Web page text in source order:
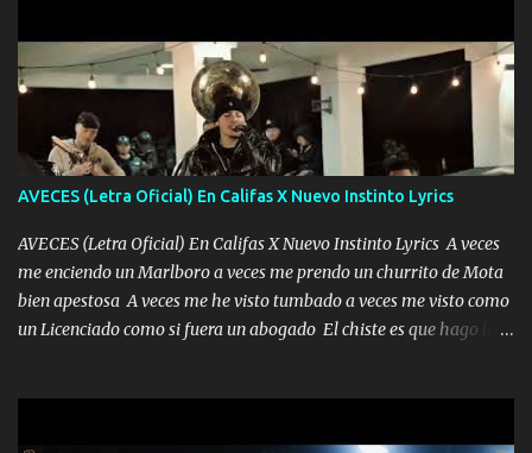
AVECES (Letra Oficial) En Califas X Nuevo Instinto Lyrics
AVECES (Letra Oficial) En Califas X Nuevo Instinto Lyrics A veces
me enciendo un Marlboro a veces me prendo un churrito de Mota
bien apestosa A veces me he visto tumbado a veces me visto como
un Licenciado como si fuera un abogado El chiste es que hago lo
corriente no quieren verte subir de level trucha mis plebes Música